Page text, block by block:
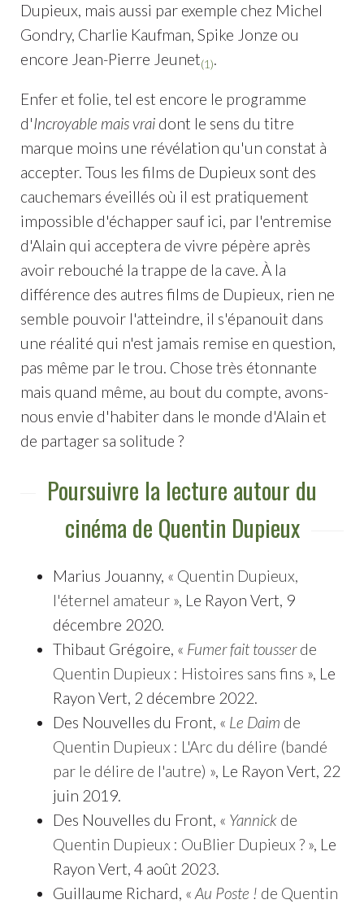
Dupieux, mais aussi par exemple chez Michel
Gondry, Charlie Kaufman, Spike Jonze ou
encore Jean-Pierre Jeunet(1).
Enfer et folie, tel est encore le programme
d'Incroyable mais vraidont le sens du titre
marque moins une révélation qu'un constat à
accepter. Tous les films de Dupieux sont des
cauchemars éveillés où il est pratiquement
impossible d'échapper sauf ici, par l'entremise
d'Alain qui acceptera de vivre pépère après
avoir rebouché la trappe de la cave. À la
différence des autres films de Dupieux, rien ne
semble pouvoir l'atteindre, il s'épanouit dans
une réalité qui n'est jamais remise en question,
pas même par le trou. Chose très étonnante
mais quand même, au bout du compte, avons-
nous envie d'habiter dans le monde d'Alain et
de partager sa solitude ?
Poursuivre la lecture autour du
cinéma de Quentin Dupieux
Marius Jouanny, « Quentin Dupieux,
l'éternel amateur», Le Rayon Vert, 9
décembre 2020.
Thibaut Grégoire, « Fumer fait tousserde
Quentin Dupieux : Histoires sans fins », Le
Rayon Vert, 2 décembre 2022.
Des Nouvelles du Front, « Le Daim de
Quentin Dupieux : L'Arc du délire (bandé
par le délire de l'autre) », Le Rayon Vert, 22
juin 2019.
Des Nouvelles du Front, « Yannickde
Quentin Dupieux : OuBlier Dupieux ?», Le
Rayon Vert, 4 août 2023.
Guillaume Richard, « Au Poste ! de Quentin